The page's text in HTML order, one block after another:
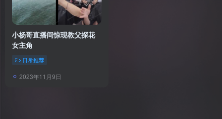
小杨哥直播间惊现教父探花
女主角
日常推荐
2023年11月9日